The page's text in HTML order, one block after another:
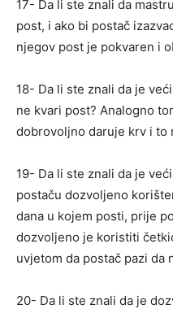
17- Da li ste znali da
post, i ako bi postač
njegov post je pokvaren i
18- Da li ste znali da je
ne kvari post? Analogno
dobrovoljno daruje krv i to
19- Da li ste znali da je
postaču dozvoljeno
dana u kojem posti, prije
dozvoljeno je koristiti
uvjetom da postač pazi da
20- Da li ste znali da je